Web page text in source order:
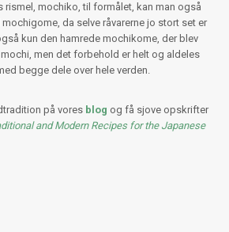
rismel, mochiko, til formålet, kan man også
da selve råvarerne jo stort set er
kun den hamrede mochikome, der blev
men det forbehold er helt og aldeles
begge dele over hele verden.
på vores blog og få sjove opskrifter
and Modern Recipes for the Japanese